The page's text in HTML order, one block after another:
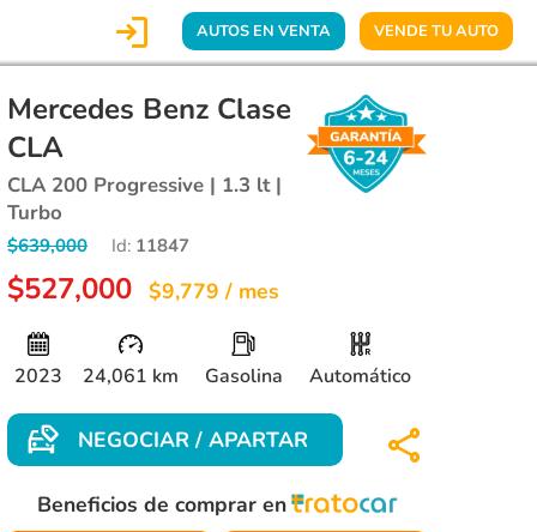
 AUTOS EN VENTA VENDE TU AUTO
Mercedes Benz Clase
CLA
CLA 200 Progressive | 1.3 lt |
Turbo
$639,000 Id: 11847
$527,000 $9,779 / mes
2023 24,061 km Gasolina Automático
NEGOCIAR / APARTAR
Beneficios de comprar en